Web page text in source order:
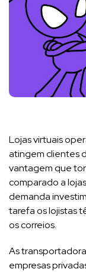
Lojas virtuais
atingem clientes
vantagem que
comparado a
demanda
tarefa os lojistas
os correios.
As
empresas